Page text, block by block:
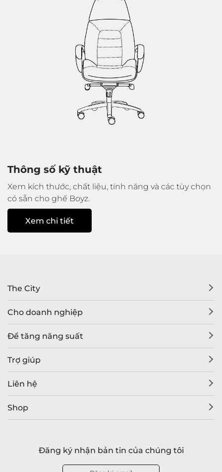
Thông số kỹ thuật
Xem kích thước, chất liệu, tính năng và các tùy chọn
có sẵn cho ghế Boyz.
Xem chi tiết
The City
Cho doanh nghiệp
Để tăng năng suất
Trợ giúp
Liên hệ
Shop
Đăng ký nhận bản tin của chúng tôi